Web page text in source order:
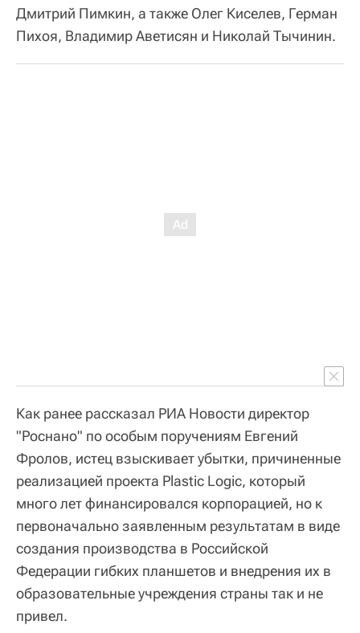
Дмитрий Пимкин, а также Олег Киселев, Герман
Пихоя, Владимир Аветисян и Николай Тычинин.
Как ранее рассказал РИА Новости директор
"Роснано" по особым поручениям Евгений
Фролов, истец взыскивает убытки, причиненные
реализацией проекта Plastic Logic, который
много лет финансировался корпорацией, но к
первоначально заявленным результатам в виде
создания производства в Российской
Федерации гибких планшетов и внедрения их в
образовательные учреждения страны так и не
привел.